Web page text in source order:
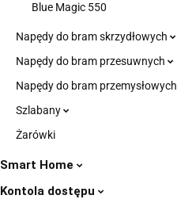
Blue Magic 550
Napędy do bram skrzydłowych
Napędy do bram przesuwnych
Napędy do bram przemysłowych
Szlabany
Żarówki
Smart Home
Kontola dostępu